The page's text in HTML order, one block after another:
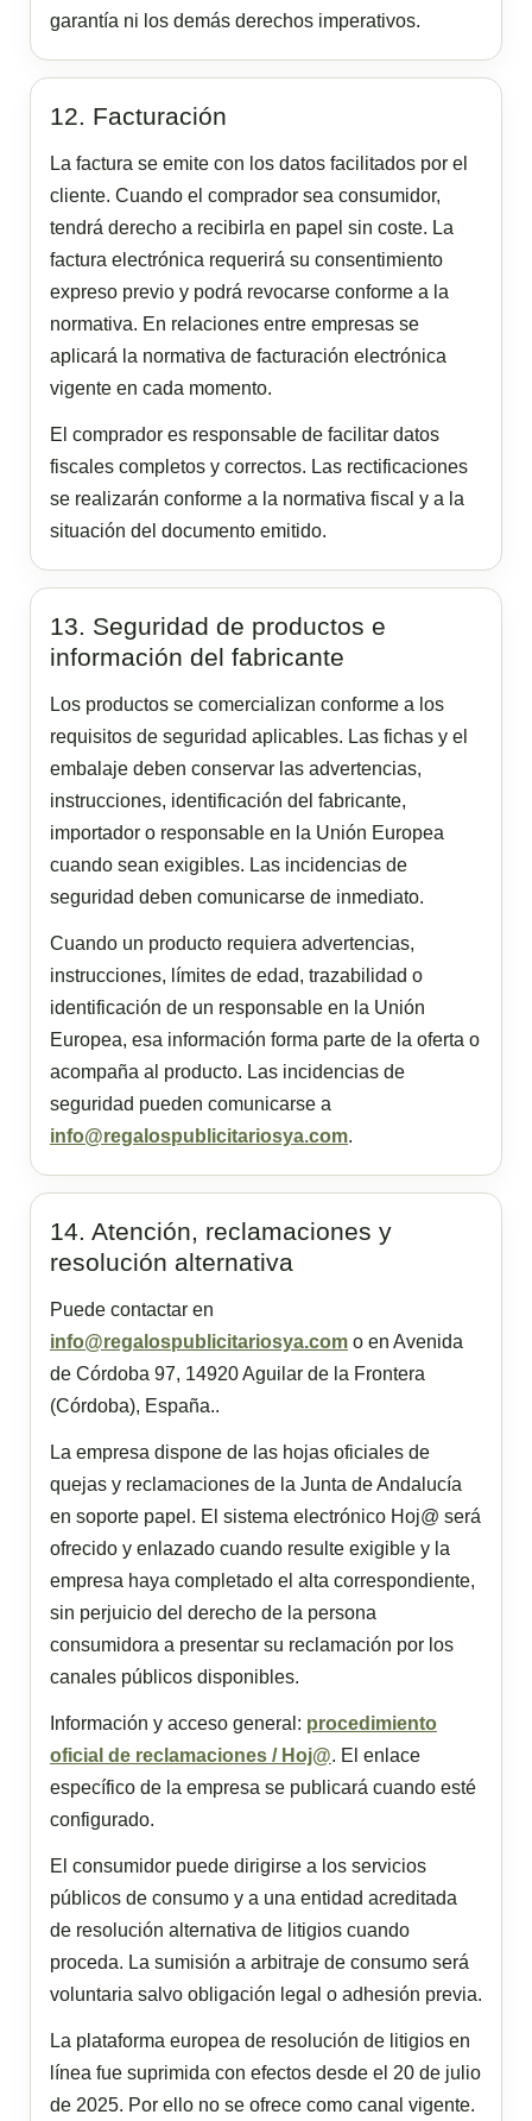
garantía ni los demás derechos imperativos.
12. Facturación
La factura se emite con los datos facilitados por el
cliente. Cuando el comprador sea consumidor,
tendrá derecho a recibirla en papel sin coste. La
factura electrónica requerirá su consentimiento
expreso previo y podrá revocarse conforme a la
normativa. En relaciones entre empresas se
aplicará la normativa de facturación electrónica
vigente en cada momento.
El comprador es responsable de facilitar datos
fiscales completos y correctos. Las rectificaciones
se realizarán conforme a la normativa fiscal y a la
situación del documento emitido.
13. Seguridad de productos e
información del fabricante
Los productos se comercializan conforme a los
requisitos de seguridad aplicables. Las fichas y el
embalaje deben conservar las advertencias,
instrucciones, identificación del fabricante,
importador o responsable en la Unión Europea
cuando sean exigibles. Las incidencias de
seguridad deben comunicarse de inmediato.
Cuando un producto requiera advertencias,
instrucciones, límites de edad, trazabilidad o
identificación de un responsable en la Unión
Europea, esa información forma parte de la oferta o
acompaña al producto. Las incidencias de
seguridad pueden comunicarse a
info@regalospublicitariosya.com.
14. Atención, reclamaciones y
resolución alternativa
Puede contactar en
info@regalospublicitariosya.com o en Avenida
de Córdoba 97, 14920 Aguilar de la Frontera
(Córdoba), España..
La empresa dispone de las hojas oficiales de
quejas y reclamaciones de la Junta de Andalucía
en soporte papel. El sistema electrónico Hoj@ será
ofrecido y enlazado cuando resulte exigible y la
empresa haya completado el alta correspondiente,
sin perjuicio del derecho de la persona
consumidora a presentar su reclamación por los
canales públicos disponibles.
Información y acceso general: procedimiento
oficial de reclamaciones / Hoj@. El enlace
específico de la empresa se publicará cuando esté
configurado.
El consumidor puede dirigirse a los servicios
públicos de consumo y a una entidad acreditada
de resolución alternativa de litigios cuando
proceda. La sumisión a arbitraje de consumo será
voluntaria salvo obligación legal o adhesión previa.
La plataforma europea de resolución de litigios en
línea fue suprimida con efectos desde el 20 de julio
de 2025. Por ello no se ofrece como canal vigente.